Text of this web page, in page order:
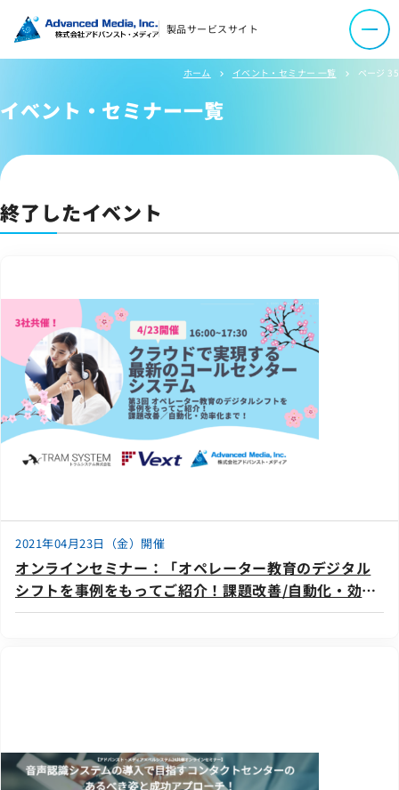
オウンドメディア
コーポレートサイト
サイトマップ
情報セキュリティポリシー
製品サービスサイト
ホーム chevron_right イベント・セミナー 一覧 chevron_right ページ 35
イベント・セミナー一覧
終了したイベント
2021年04月23日（金）開催
オンラインセミナー：「オペレーター教育のデジタル
シフトを事例をもってご紹介！課題改善/自動化・効率
化まで！」、4月23日（金）開催